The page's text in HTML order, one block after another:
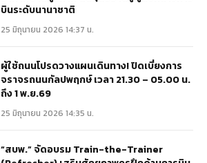
บินระดับนานาชาติ
25 มิถุนายน 2026 14:37 น.
ผู้ใช้ถนนโปรดวางแผนเดินทาง! ปิดเบี่ยงการ
จราจรถนนกัลปพฤกษ์ เวลา 21.30 – 05.00 น.
ถึง 1 พ.ย.69
25 มิถุนายน 2026 14:35 น.
“สบพ.” จัดอบรม Train-the-Trainer